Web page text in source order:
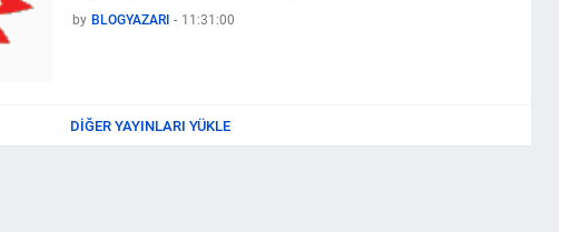
by BLOGYAZARI - 11:31:00
DIĞER YAYINLARI YÜKLE